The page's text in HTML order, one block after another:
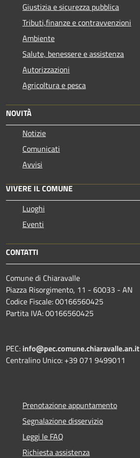
Giustizia e sicurezza pubblica
Tributi,finanze e contravvenzioni
Ambiente
Salute, benessere e assistenza
Autorizzazioni
Agricoltura e pesca
NOVITÀ
Notizie
Comunicati
Avvisi
VIVERE IL COMUNE
Luoghi
Eventi
CONTATTI
Comune di Chiaravalle
Piazza Risorgimento, 11 - 60033 - AN
Codice Fiscale: 00166560425
Partita IVA: 00166560425
PEC: info@pec.comune.chiaravalle.an.it
Centralino Unico: +39 071 9499011
Prenotazione appuntamento
Segnalazione disservizio
Leggi le FAQ
Richiesta assistenza